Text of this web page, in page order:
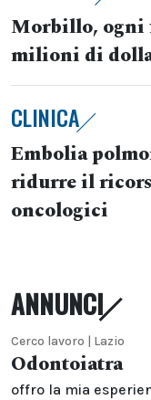
Morbillo, ogni
milioni di
CLINICA
Embolia
ridurre il
oncologici
ANNUNCI
Cerco lavoro | Lazio
Odontoiatra
offro la mia